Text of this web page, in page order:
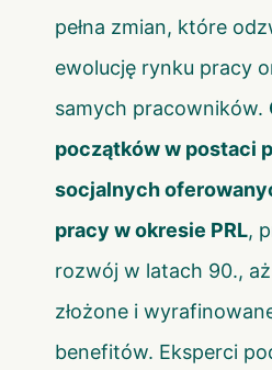
pełna zmian, które
ewolucję rynku pracy
samych pracowników.
początków w postaci
socjalnych
pracy w okresie PRL,
rozwój w latach 90.,
złożone i
benefitów. Eksperci